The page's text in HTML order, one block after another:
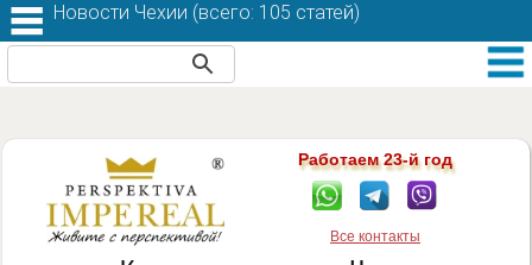
Работаем 23-й год
Все контакты
Новости Чехии (всего: 105 статей)